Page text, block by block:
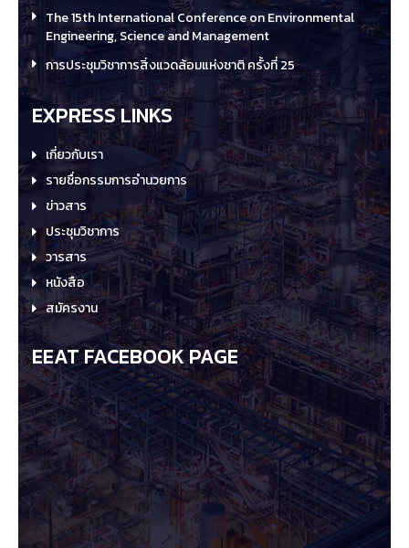
The 15th International Conference on Environmental
Engineering, Science and Management
การประชุมวิชาการสิ่งแวดล้อมแห่งชาติ ครั้งที่ 25
EXPRESS LINKS
เกี่ยวกับเรา
รายชื่อกรรมการอำนวยการ
ข่าวสาร
ประชุมวิชาการ
วารสาร
หนังสือ
สมัครงาน
EEAT FACEBOOK PAGE